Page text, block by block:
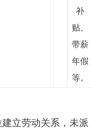
补
贴、
带薪
年假
等。
立劳动关系，未派